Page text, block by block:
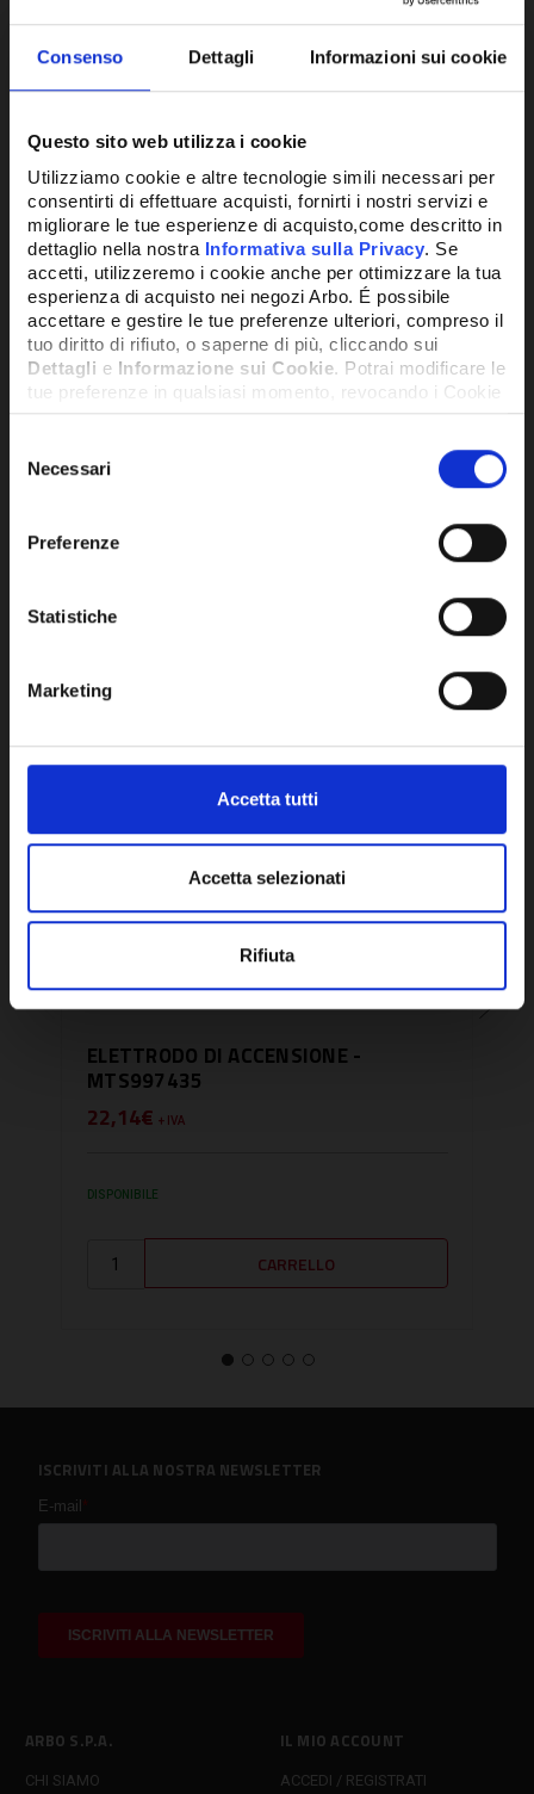
Consenso Dettagli Informazioni sui cookie
Questo sito web utilizza i cookie
Utilizziamo cookie e altre tecnologie simili necessari per
consentirti di effettuare acquisti, fornirti i nostri servizi e
migliorare le tue esperienze di acquisto,come descritto in
dettaglio nella nostra Informativa sulla Privacy. Se
accetti, utilizzeremo i cookie anche per ottimizzare la tua
esperienza di acquisto nei negozi Arbo. É possibile
accettare e gestire le tue preferenze ulteriori, compreso il
tuo diritto di rifiuto, o saperne di più, cliccando sui
Dettagli e Informazione sui Cookie. Potrai modificare le
tue preferenze in qualsiasi momento, revocando i Cookie
precedentemente autorizzati, direttamente dalle
delNecessari
Preferenze
Statistiche
Marketing
Accetta tutti
Accetta selezionati
Rifiuta
ELETTRODO ACCENSIONE THESI
CONDENSING
61,71€+ IVA
DISPONIBILE NON
Potrebbe anche interessarti
ELETTRODO DI ACCENSIONE -
MTS997435
22,14€ + IVA
DISPONIBILE
ARBO S.P.A.
CHI SIAMO
IL MIO ACCOUNT
ACCEDI / REGISTRATI
ISCRIVITI ALLA NOSTRA NEWSLETTER